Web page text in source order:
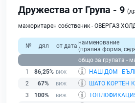
Дружества от Група - 9
мажоритарен собственик - ОВЕРГАЗ
№ дял от дата наименование
(правна форма,
общо за групата -
1
86,25% НАШ ДОМ -
2
67% ШАТО КОРТЕН
3
100%